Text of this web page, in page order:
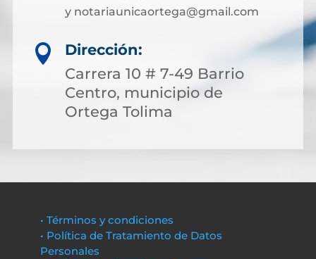
y notariaunicaortega@gmail.com

Dirección:
Carrera 10 # 7-49 Barrio
Centro, municipio de
Ortega Tolima
• Términos y condiciones
• Política de Tratamiento de Datos
Personales